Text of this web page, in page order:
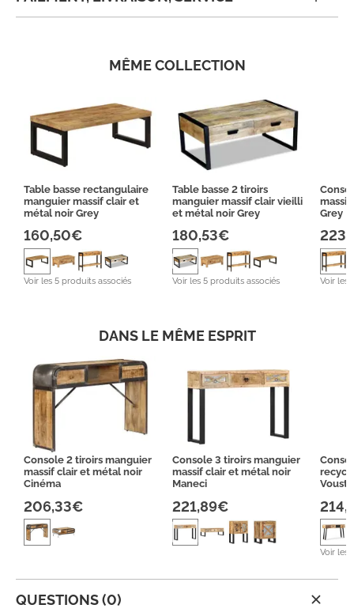
MÊME COLLECTION
Table basse rectangulaire
manguier massif clair et
métal noir Grey
160,50€
Voir les 5 produits associés
Table basse 2 tiroirs
manguier massif clair vieilli
et métal noir Grey
180,53€
Voir les 5 produits associés
Grey
Voir les
DANS LE MÊME ESPRIT
Console 2 tiroirs manguier
massif clair et métal noir
Cinéma
206,33€
Console 3 tiroirs manguier
massif clair et métal noir
Maneci
221,89€
Voust
Voir les
QUESTIONS (0)